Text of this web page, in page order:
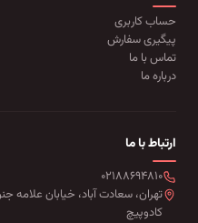
حساب کاربری
پیگیری سفارش
تماس با ما
درباره ما
ارتباط با ما
۰۲۱۸۸۶۹۴۸۱۰
کادوپیچ